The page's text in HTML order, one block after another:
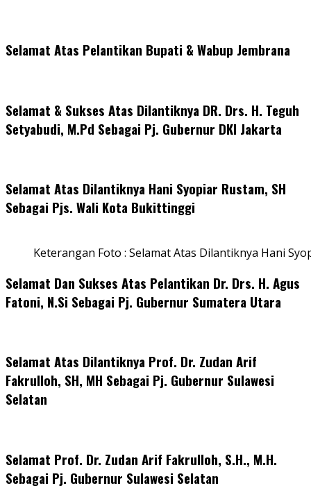
Selamat Atas Pelantikan Bupati & Wabup Jembrana
Selamat & Sukses Atas Dilantiknya DR. Drs. H. Teguh
Setyabudi, M.Pd Sebagai Pj. Gubernur DKI Jakarta
Selamat Atas Dilantiknya Hani Syopiar Rustam, SH
Sebagai Pjs. Wali Kota Bukittinggi
Keterangan Foto : Selamat Atas Dilantiknya Hani
Selamat Dan Sukses Atas Pelantikan Dr. Drs. H. Agus
Fatoni, N.Si Sebagai Pj. Gubernur Sumatera Utara
Selamat Atas Dilantiknya Prof. Dr. Zudan Arif
Fakrulloh, SH, MH Sebagai Pj. Gubernur Sulawesi
Selatan
Selamat Prof. Dr. Zudan Arif Fakrulloh, S.H., M.H.
Sebagai Pj. Gubernur Sulawesi Selatan